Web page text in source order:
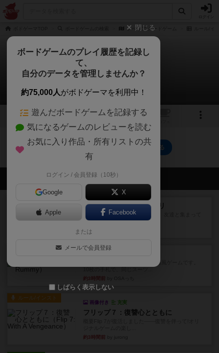
シベリア カードゲーム
シベリア カードゲーム
0件のルール/インスト
2
シベリア カードゲームのトップに戻る
会員の新しい投稿
ナンジャモンジャ・ミドリ
私は吃音を持っているのですが、友達と集まって
このゲームをした際、3ゲー...
約2時間前
トランプで遊べる2人対戦の麻雀風ゲームです。
約3時間前
ルール/インスト
画像付き 充実
フリップ７：復讐心とともに
約3時間前
閉じる
ボードゲームのプレイ履歴を記録し
て、
自分のデータを管理しませんか？
約75,000人がボドゲーマを利用中！
遊んだボードゲームを記録する
気になるゲームのレビューを読む
お気に入り作品・所有リストの共
有
ログイン / 会員登録（10秒）
Google X
Apple Facebook
または
メールで会員登録
しばらく表示しない